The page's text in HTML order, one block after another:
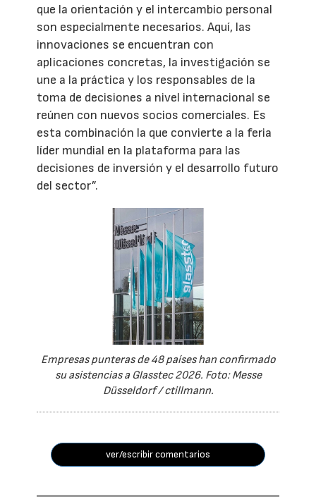
que la orientación y el intercambio personal
son especialmente necesarios. Aquí, las
innovaciones se encuentran con
aplicaciones concretas, la investigación se
une a la práctica y los responsables de la
toma de decisiones a nivel internacional se
reúnen con nuevos socios comerciales. Es
esta combinación la que convierte a la feria
líder mundial en la plataforma para las
decisiones de inversión y el desarrollo futuro
del sector”.
Empresas punteras de 48 países han confirmado
su asistencias a Glasstec 2026. Foto: Messe
Düsseldorf / ctillmann.
ver/escribir comentarios